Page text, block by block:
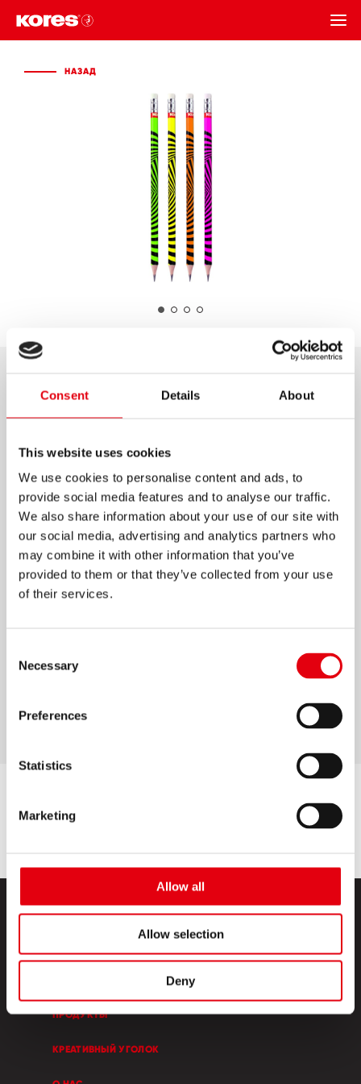
Consent Details About
This website uses cookies
We use cookies to personalise content and ads, to
provide social media features and to analyse our traffic.
We also share information about your use of our site with
our social media, advertising and analytics partners who
may combine it with other information that you’ve
provided to them or that they’ve collected from your use
of their services.
Selection
Necessary
Preferences
Statistics
Marketing
Allow all
Allow selection
Deny
НАЗАД
КАРАНДАШИ
ЧЕРНОГРАФИТОВЫЕ
GRAFITOS NEON
Чернографитовые карандаши с НВ грифелем
для мягкого письма
Корпус в 4-х ярких неоновых цветах
Удобный эргономичный корпус трехгранной
формы
Изготовлены из древесины высокого
и не царапает бумагу
дома, в офисе и в школе
ПРОДУКТЫ
КРЕАТИВНЫЙ УГОЛОК